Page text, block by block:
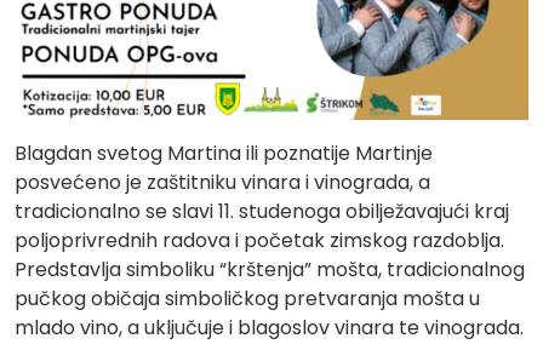
Blagdan svetog Martina ili poznatije Martinje
posvećeno je zaštitniku vinara i vinograda, a
tradicionalno se slavi 11. studenoga obilježavajući kraj
poljoprivrednih radova i početak zimskog razdoblja.
Predstavlja simboliku “krštenja” mošta, tradicionalnog
pučkog običaja simboličkog pretvaranja mošta u
mlado vino, a uključuje i blagoslov vinara te vinograda.